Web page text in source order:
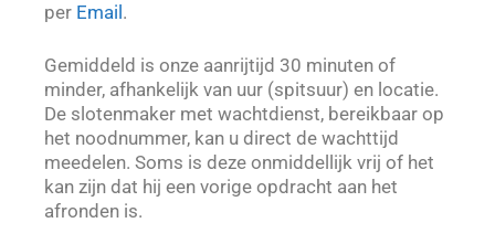
per Email .
Gemiddeld is onze aanrijtijd 30 minuten of
minder, afhankelijk van uur (spitsuur) en locatie.
De slotenmaker met wachtdienst, bereikbaar op
het noodnummer, kan u direct de wachttijd
meedelen. Soms is deze onmiddellijk vrij of het
kan zijn dat hij een vorige opdracht aan het
afronden is.